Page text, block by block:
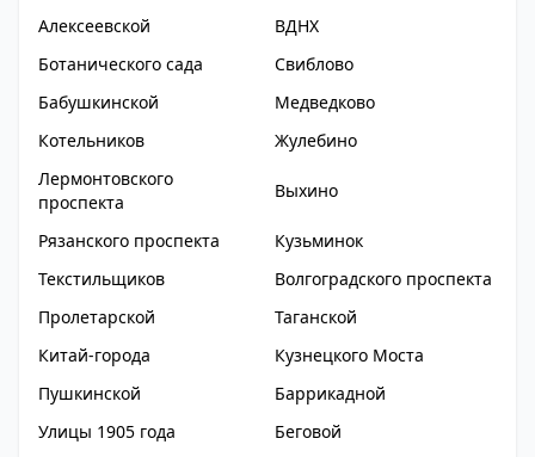
Алексеевской
ВДНХ
Ботанического сада
Свиблово
Бабушкинской
Медведково
Котельников
Жулебино
Лермонтовского
проспекта
Выхино
Рязанского проспекта
Кузьминок
Текстильщиков
Волгоградского проспекта
Пролетарской
Таганской
Китай-города
Кузнецкого Моста
Пушкинской
Баррикадной
Улицы 1905 года
Беговой